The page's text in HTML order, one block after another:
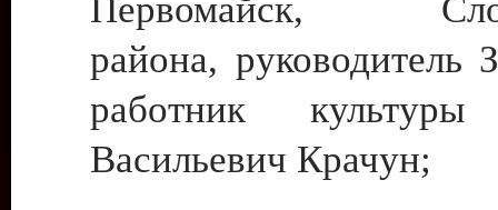
Первомайск,
района, руководитель
работник культуры
Васильевич Крачун;